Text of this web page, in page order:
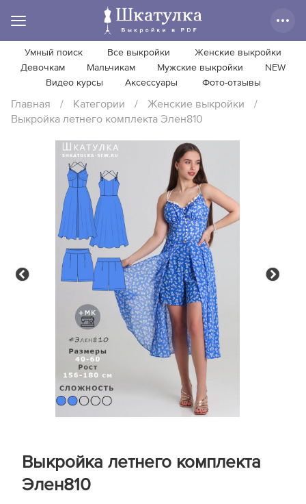
Умный поиск Все выкройки
Женские выкройки
Девочкам
Мальчикам Мужские выкройки
NEW
Видео курсы
Аксессуары Фото-отзывы
Главная / Категории / Женские выкройки
/
Выкройка летнего комплекта Элен810
Previous
Выкройка летнего комплекта
Элен810